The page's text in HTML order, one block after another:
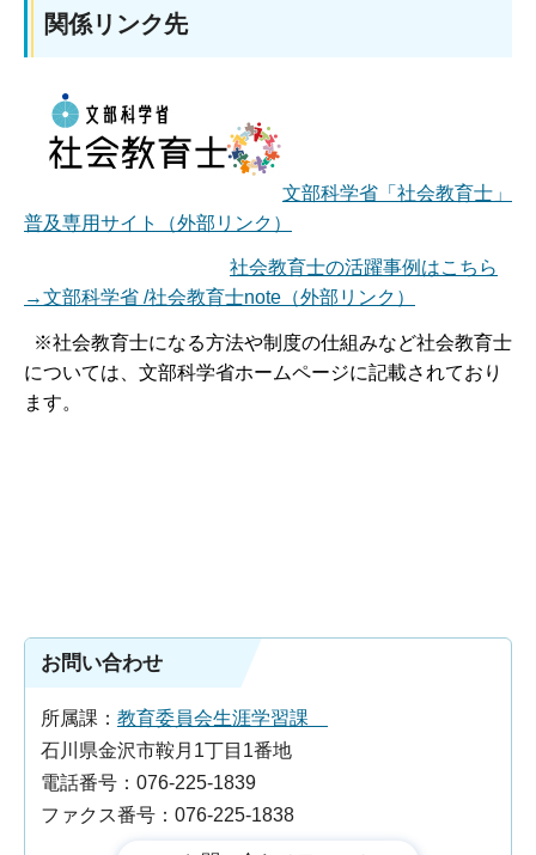
関係リンク先
文部科学省「社会教育士」
普及専用サイト（外部リンク）
社会教育士の活躍事例はこちら
→文部科学省 /社会教育士note（外部リンク）
※社会教育士になる方法や制度の仕組みなど社会教育士
については、文部科学省ホームページに記載されており
ます。
お問い合わせ
所属課： 教育委員会生涯学習課
石川県金沢市鞍月1丁目1番地
電話番号：076-225-1839
ファクス番号：076-225-1838